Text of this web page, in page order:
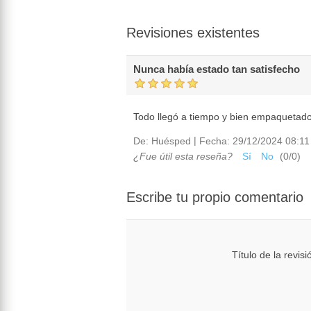
Revisiones existentes
Nunca había estado tan satisfecho
Todo llegó a tiempo y bien
De: Huésped | Fecha: 29/12/2024
¿Fue útil esta reseña?
Sí No (0/0)
Escribe tu propio comentario
Título de la